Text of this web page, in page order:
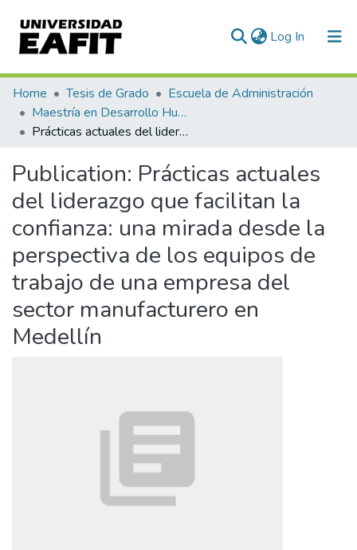
Log In (current)
Communities & Collections
All of DSpace
Home Tesis de Grado
Escuela de Administración
Maestría en Desarrollo Humano Organizacional (tesis)
Prácticas actuales del liderazgo que facilitan la confianza: una mirada desde la perspectiva de los equipos de trabajo de una empresa del sector manufacturero en Medellín
Publication: Prácticas actuales
del liderazgo que facilitan la
confianza: una mirada desde la
perspectiva de los equipos de
trabajo de una empresa del
sector manufacturero en
Medellín